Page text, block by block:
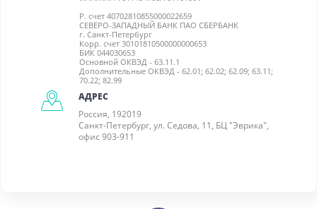
АДРЕС
Россия, 192019
Санкт-Петербург, ул. Седова, 11, БЦ "Эврика",
офис 903-911
Р. счет 40702810855000022659
СЕВЕРО-ЗАПАДНЫЙ БАНК ПАО СБЕРБАНК
г. Санкт-Петербург
Корр. счет 30101810500000000653
БИК 044030653
Основной ОКВЭД - 63.11.1
Дополнительные ОКВЭД - 62.01; 62.02; 62.09; 63.11;
70.22; 82.99